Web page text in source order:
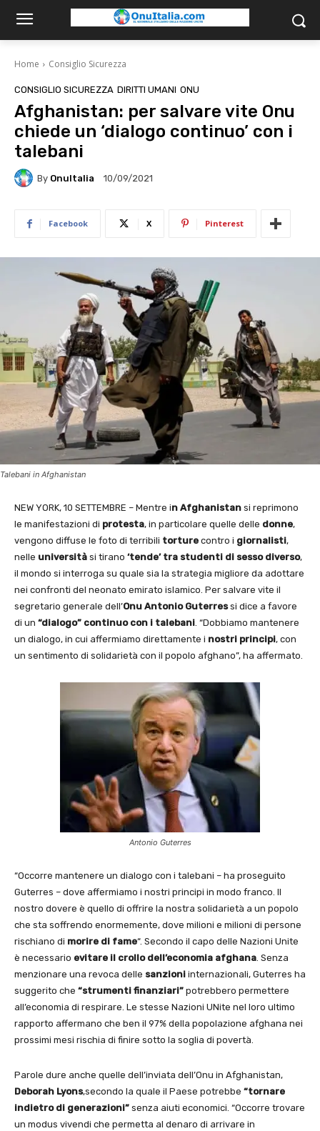
Home Consiglio Sicurezza
CONSIGLIO SICUREZZA DIRITTI UMANI ONU
Afghanistan: per salvare vite Onu
chiede un ‘dialogo continuo’ con i
talebani
By OnuItalia 10/09/2021
Facebook X Pinterest
Talebani in Afghanistan
NEW YORK, 10 SETTEMBRE – Mentre in Afghanistan si reprimono
le manifestazioni di protesta, in particolare quelle delle donne,
vengono diffuse le foto di terribili torture contro i giornalisti,
nelle università si tirano ‘tende’ tra studenti di sesso diverso,
il mondo si interroga su quale sia la strategia migliore da adottare
nei confronti del neonato emirato islamico. Per salvare vite il
segretario generale dell’Onu Antonio Guterressi dice a favore
di un “dialogo” continuo con i talebani. “Dobbiamo mantenere
un dialogo, in cui affermiamo direttamente i nostri principi, con
un sentimento di solidarietà con il popolo afghano”, ha affermato.
Antonio Guterres
“Occorre mantenere un dialogo con i talebani – ha proseguito
Guterres – dove affermiamo i nostri principi in modo franco. Il
nostro dovere è quello di offrire la nostra solidarietà a un popolo
che sta soffrendo enormemente, dove milioni e milioni di persone
rischiano di morire di fame“. Secondo il capo delle Nazioni Unite
è necessario evitare il crollo dell’economia afghana. Senza
menzionare una revoca delle sanzioni internazionali, Guterres ha
suggerito che “strumenti finanziari” potrebbero permettere
all’economia di respirare. Le stesse Nazioni UNite nel loro ultimo
rapporto affermano che ben il 97% della popolazione afghana nei
prossimi mesi rischia di finire sotto la soglia di povertà.
Parole dure anche quelle dell’inviata dell’Onu in Afghanistan,
Deborah Lyons,secondo la quale il Paese potrebbe “tornare
indietro di generazioni” senza aiuti economici. “Occorre trovare
un modus vivendi che permetta al denaro di arrivare in